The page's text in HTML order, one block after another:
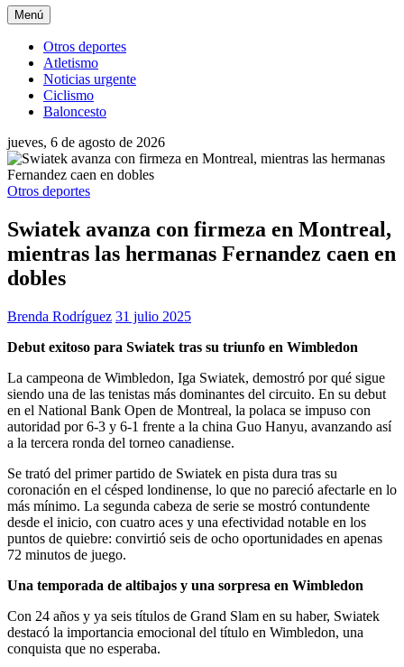
Menú
Otros deportes
Atletismo
Noticias urgente
Ciclismo
Baloncesto
jueves, 6 de agosto de 2026
Otros deportes
Swiatek avanza con firmeza en Montreal,
mientras las hermanas Fernandez caen en
dobles
Brenda Rodríguez 31 julio 2025
Debut exitoso para Swiatek tras su triunfo en Wimbledon
La campeona de Wimbledon, Iga Swiatek, demostró por qué sigue
siendo una de las tenistas más dominantes del circuito. En su debut
en el National Bank Open de Montreal, la polaca se impuso con
autoridad por 6-3 y 6-1 frente a la china Guo Hanyu, avanzando así
a la tercera ronda del torneo canadiense.
Se trató del primer partido de Swiatek en pista dura tras su
coronación en el césped londinense, lo que no pareció afectarle en lo
más mínimo. La segunda cabeza de serie se mostró contundente
desde el inicio, con cuatro aces y una efectividad notable en los
puntos de quiebre: convirtió seis de ocho oportunidades en apenas
72 minutos de juego.
Una temporada de altibajos y una sorpresa en Wimbledon
Con 24 años y ya seis títulos de Grand Slam en su haber, Swiatek
destacó la importancia emocional del título en Wimbledon, una
conquista que no esperaba.